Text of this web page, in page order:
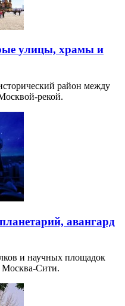
улицы, храмы и
район между
рекой.
авангард
и научных площадок
Москва-Сити.